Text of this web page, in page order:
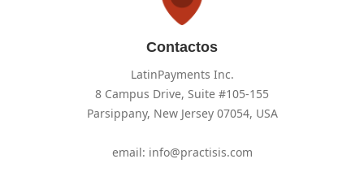
Contactos
LatinPayments Inc.
8 Campus Drive, Suite #105-155
Parsippany, New Jersey 07054, USA
email: info@practisis.com